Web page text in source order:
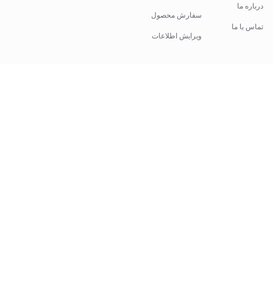
درباره ما
تماس با ما
سفارش محصول
ویرایش اطلاعات